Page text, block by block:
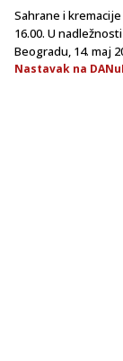
Sahrane i
16.00. U
Beogradu, 14. maj
Nastavak na